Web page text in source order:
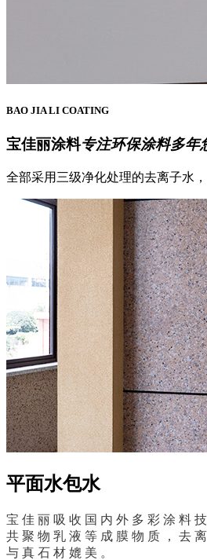
BAO JIA LI COATING
宝佳丽涂料专注环保涂料多年
全部采用三级净化处理的去离子水
平面水包水
宝 佳 丽 吸 收 国 内 外 多 彩 涂 料
共 聚 物 乳 液 等 成 膜 物 质 ， 去
与 真 石 材 媲 美 。